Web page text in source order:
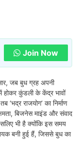
Join Now
जब बुध ग्रह अपनी
होकर कुंडली के केंद्र भावों
राजयोग’ का निर्माण
बिजनेस माइंड और संवाद
भी है क्योंकि इस समय
बनी हुई हैं, जिससे बुध का